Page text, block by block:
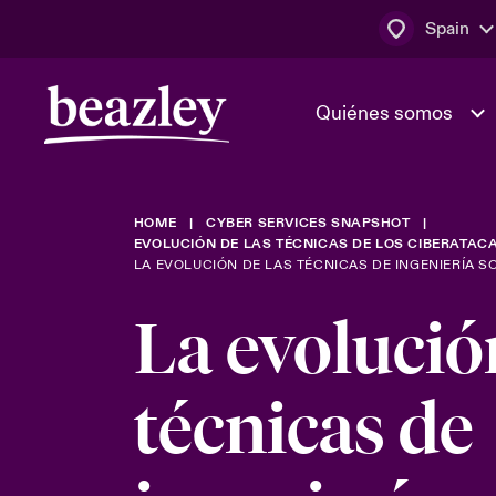
Spain
Quiénes somos
El Consejo
dirección
Trabaja
Ver más novedades
Bowler
En portada
Cyber
Área de clientes
Clientes
HOME
CYBER SERVICES SNAPSHOT
EVOLUCIÓN DE LAS TÉCNICAS DE LOS
LA EVOLUCIÓN DE LAS TÉCNICAS DE INGENIERÍA
La
técnicas de